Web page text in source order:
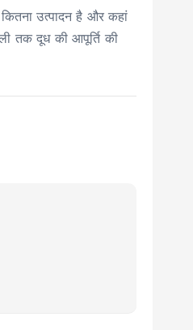
उत्पादन है और कहां
तक दूध की आपूर्ति की